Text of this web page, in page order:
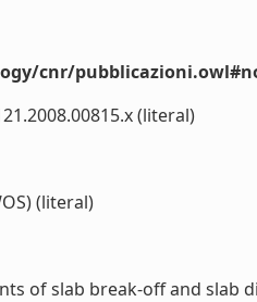
cnr/
(literal)
(literal)
of slab break-off and slab